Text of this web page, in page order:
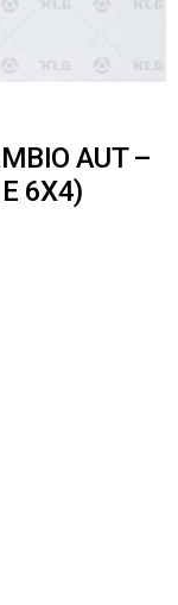
AUT –
6X4)